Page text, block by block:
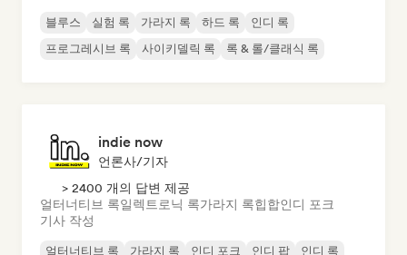
블루스 실험 록 가라지 록 하드 록
인디 록
프로그레시브 록
사이키델릭 록 록 & 롤/클래식 록
indie now
언론사/기자
> 2400 개의 답변 제공
얼터너티브 록일렉트로닉 록가라지 록힙합인디 포크
기사 작성
얼터너티브 록 가라지 록 인디 포크 인디 팝
인디 록